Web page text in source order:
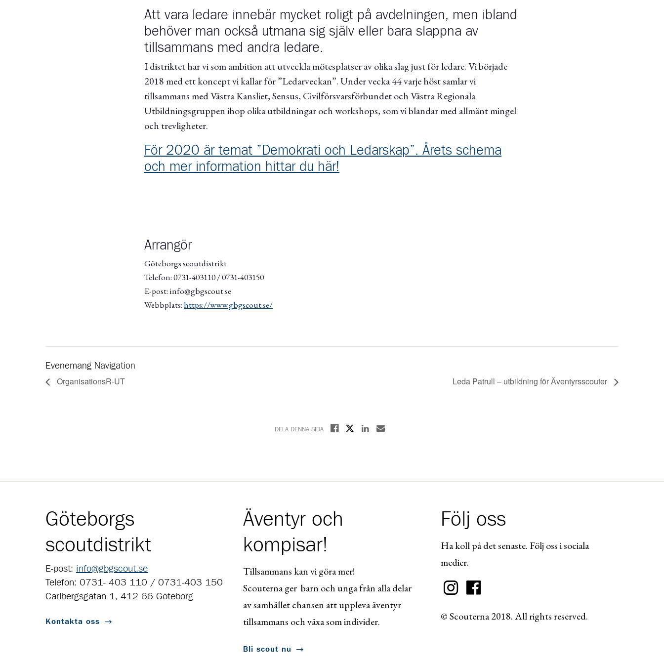
Att vara ledare innebär mycket roligt på avdelningen, men ibland
behöver man också utmana sig själv eller bara slappna av
tillsammans med andra ledare.
I distriktet har vi som ambition att utveckla mötesplatser av olika slag just för ledare. Vi började
2018 med ett koncept vi kallar för ”Ledarveckan”. Under vecka 44 varje höst samlar vi
tillsammans med Västra Kansliet, Sensus, Civilförsvarsförbundet och Västra Regionala
Utbildningsgruppen ihop olika utbildningar och workshops, som vi blandar med allmänt mingel
och trevligheter.
För 2020 är temat ”Demokrati och Ledarskap”. Årets schema
och mer information hittar du här!
Arrangör
Göteborgs scoutdistrikt
Telefon: 0731-403110 / 0731-403150
E-post: info@gbgscout.se
Webbplats:https://www.gbgscout.se/
Evenemang Navigation
OrganisationsR-UT Leda Patrull – utbildning för Äventyrsscouter
DELA DENNA SIDA Dela på Facebook
Dela på XDela på Linkedin
Dela med E-post
Göteborgs
scoutdistrikt
E-post: info@gbgscout.se
Telefon: 0731- 403 110 / 0731-403 150
Carlbergsgatan 1, 412 66 Göteborg
Kontakta oss
Äventyr och
kompisar!
Tillsammans kan vi göra mer!
Scouterna ger barn och unga från alla delar
av samhället chansen att uppleva äventyr
tillsammans och växa som individer.
Bli scout nu
Följ oss
Ha koll på det senaste. Följ oss i sociala
medier.
© Scouterna 2018. All rights reserved.